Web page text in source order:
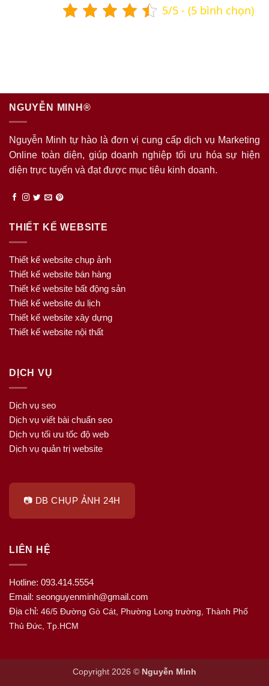
5/5 - (5 bình chọn)
NGUYỄN MINH®
Nguyễn Minh tự hào là đơn vị cung cấp dịch vụ Marketing
Online toàn diện, giúp doanh nghiệp tối ưu hóa sự hiện
diện trực tuyến và đạt được mục tiêu kinh doanh.
THIẾT KẾ WEBSITE
Thiết kế website chụp ảnh
Thiết kế website bán hàng
Thiết kế website bất động sản
Thiết kế website du lịch
Thiết kế website xây dựng
Thiết kế website nội thất
DỊCH VỤ
Dịch vụ seo
Dịch vụ viết bài chuẩn seo
Dịch vụ tối ưu tốc độ web
Dịch vụ quản trị website
📷 DB CHỤP ẢNH 24H
LIÊN HỆ
Hotline: 093.414.5554
Email: seonguyenminh@gmail.com
Địa chỉ: 46/5 Đường Gò Cát, Phường Long trường, Thành Phố
Thủ Đức, Tp.HCM
Copyright 2026 © Nguyễn Minh